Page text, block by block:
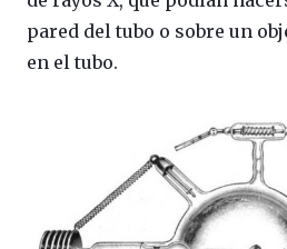
pared del tubo o sobre un
en el tubo.